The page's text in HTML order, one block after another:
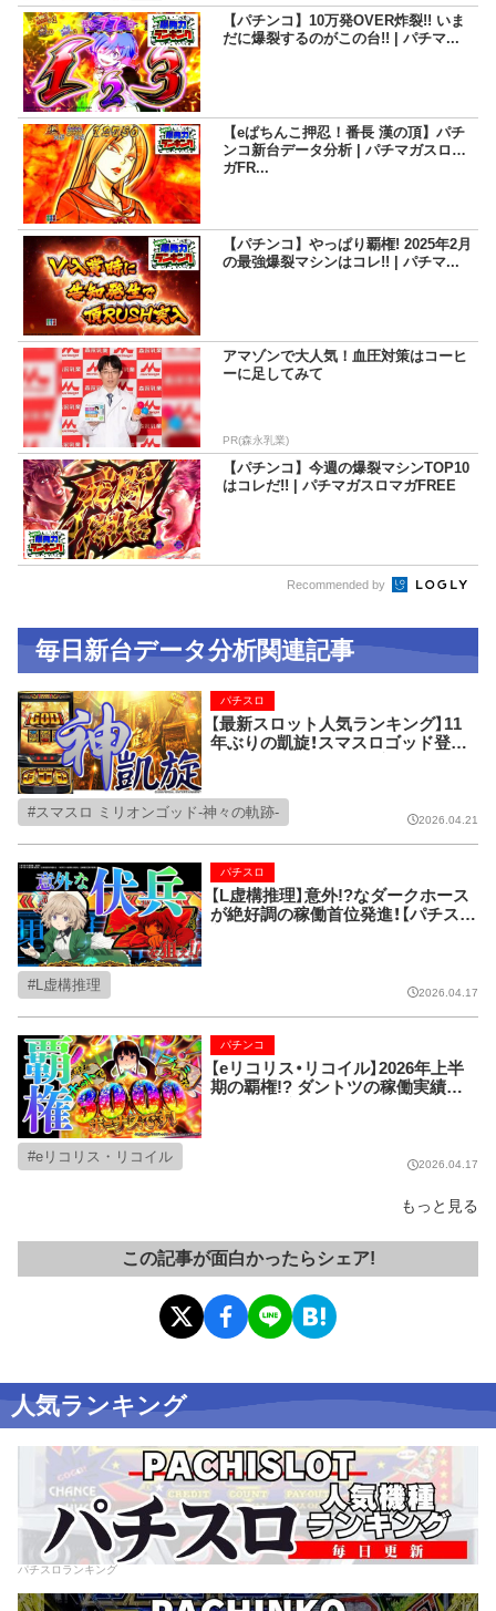
【パチンコ】10万発OVER炸裂!! いま
だに爆裂するのがこの台!! | パチマ...
【eぱちんこ押忍！番長 漢の頂】パチ
ンコ新台データ分析 | パチマガスロマ
ガFR...
【パチンコ】やっぱり覇権! 2025年2月
の最強爆裂マシンはコレ!! | パチマ...
アマゾンで大人気！血圧対策はコーヒ
ーに足してみて
PR(森永乳業)
【パチンコ】今週の爆裂マシンTOP10
はコレだ!! | パチマガスロマガFREE
Recommended by
毎日新台データ分析関連記事
【最新スロット人気ランキング】11
年ぶりの凱旋！スマスロゴッド登場
パチスロ
スマスロ ミリオンゴッド-神々の軌跡- 2026.04.21
【L虚構推理】意外!?なダークホース
が絶好調の稼働首位発進！【パチスロ
パチスロ
L虚構推理 2026.04.17
【eリコリス・リコイル】2026年上半
期の覇権!? ダントツの稼働実績に！
パチンコ
eリコリス・リコイル 2026.04.17
もっと見る
この記事が面白かったらシェア!
人気ランキング
パチスロランキング